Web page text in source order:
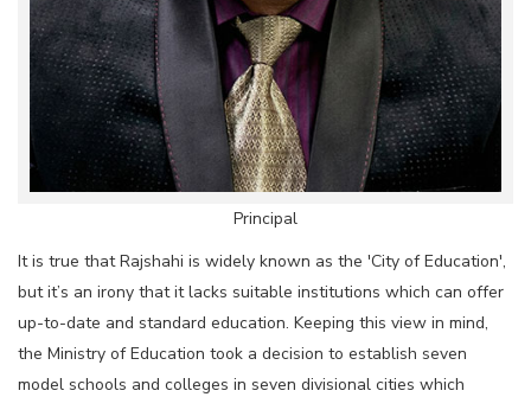
Principal
It is true that Rajshahi is widely known as the 'City of Education',
but it’s an irony that it lacks suitable institutions which can offer
up-to-date and standard education. Keeping this view in mind,
the Ministry of Education took a decision to establish seven
model schools and colleges in seven divisional cities which